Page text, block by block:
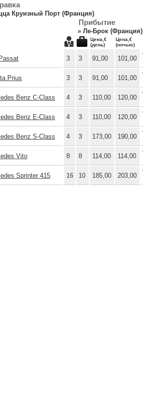
Круизный Порт (Франция)
Прибытие
» Ле-Брок (Франция)
Цена,€
(день)
Цена,€
(ночью)
3 3 91,00 101,00
Prius 3 3 91,00 101,00
Benz C-Class 4 3 110,00 120,00
Benz E-Class 4 3 110,00 120,00
Benz S-Class 4 3 173,00 190,00
Vito 8 8 114,00 114,00
Sprinter 415 16 10 185,00 203,00